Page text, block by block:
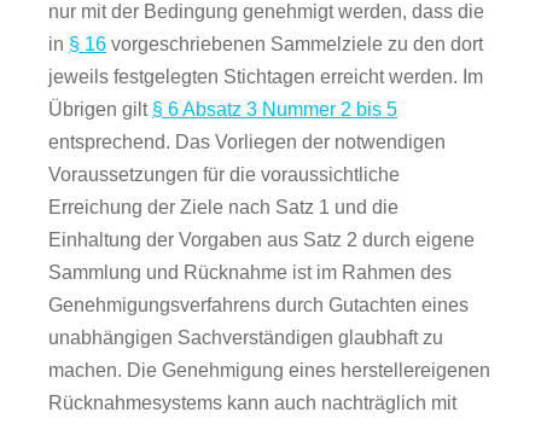
nur mit der Bedingung genehmigt werden, dass die
in § 16 vorgeschriebenen Sammelziele zu den dort
jeweils festgelegten Stichtagen erreicht werden. Im
Übrigen gilt § 6 Absatz 3 Nummer 2 bis 5
entsprechend. Das Vorliegen der notwendigen
Voraussetzungen für die voraussichtliche
Erreichung der Ziele nach Satz 1 und die
Einhaltung der Vorgaben aus Satz 2 durch eigene
Sammlung und Rücknahme ist im Rahmen des
Genehmigungsverfahrens durch Gutachten eines
unabhängigen Sachverständigen glaubhaft zu
machen. Die Genehmigung eines herstellereigenen
Rücknahmesystems kann auch nachträglich mit